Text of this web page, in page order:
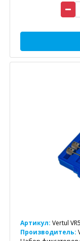
Артикул: Vertul
Производитель: